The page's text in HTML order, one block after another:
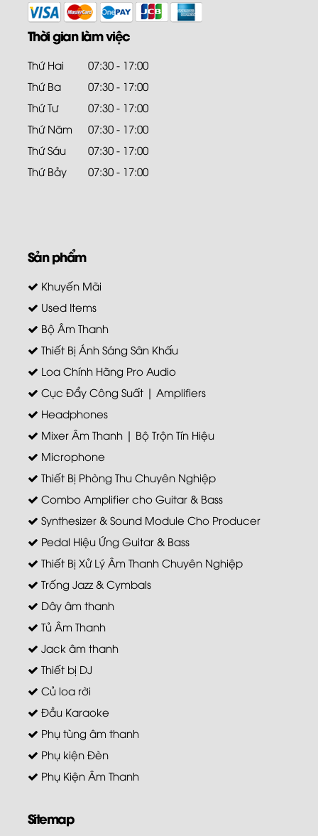
Thời gian làm việc
Thứ Hai
07:30 - 17:00
Thứ Ba
07:30 - 17:00
Thứ Tư
07:30 - 17:00
Thứ Năm
07:30 - 17:00
Thứ Sáu
07:30 - 17:00
Thứ Bảy
07:30 - 17:00
Sản phẩm
Khuyến Mãi
Used Items
Bộ Âm Thanh
Thiết Bị Ánh Sáng Sân Khấu
Loa Chính Hãng Pro Audio
Cục Đẩy Công Suất | Amplifiers
Headphones
Mixer Âm Thanh | Bộ Trộn Tín Hiệu
Microphone
Thiết Bị Phòng Thu Chuyên Nghiệp
Combo Amplifier cho Guitar & Bass
Synthesizer & Sound Module Cho Producer
Pedal Hiệu Ứng Guitar & Bass
Thiết Bị Xử Lý Âm Thanh Chuyên Nghiệp
Trống Jazz & Cymbals
Dây âm thanh
Tủ Âm Thanh
Jack âm thanh
Thiết bị DJ
Củ loa rời
Đầu Karaoke
Phụ tùng âm thanh
Phụ kiện Đèn
Phụ Kiện Âm Thanh
Sitemap